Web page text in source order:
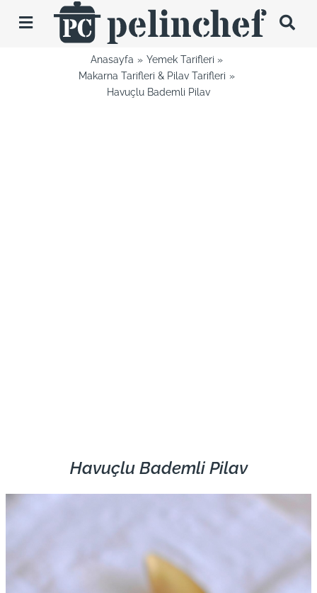
Toggle
Navigation
Anasayfa
Yemek Tarifleri
Makarna Tarifleri & Pilav Tarifleri
Havuçlu Bademli Pilav
Havuçlu Bademli Pilav